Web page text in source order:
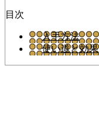
目次
入手方法
使い道と効果